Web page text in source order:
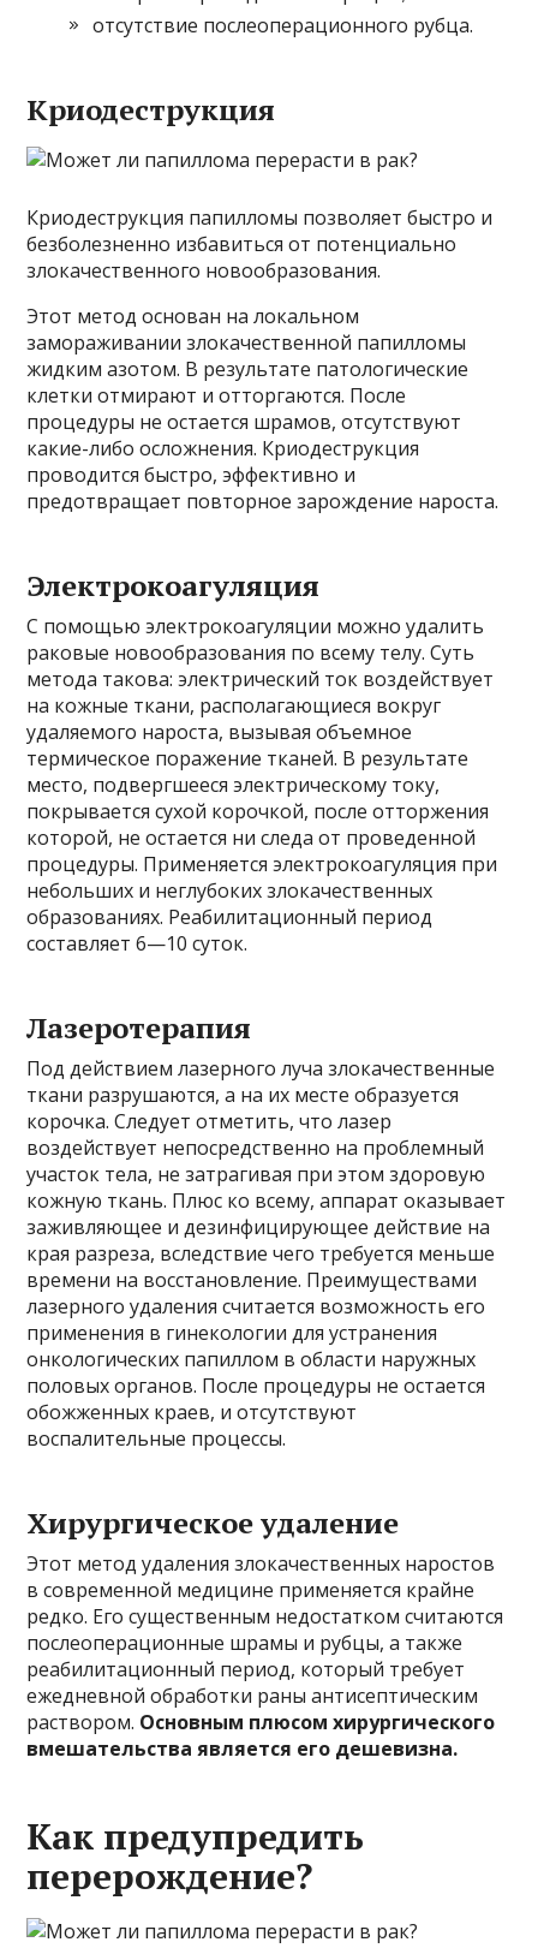
отсутствие послеоперационного рубца.
Криодеструкция
Криодеструкция папилломы позволяет быстро и
безболезненно избавиться от потенциально
злокачественного новообразования.
Этот метод основан на локальном
замораживании злокачественной папилломы
жидким азотом. В результате патологические
клетки отмирают и отторгаются. После
процедуры не остается шрамов, отсутствуют
какие-либо осложнения. Криодеструкция
проводится быстро, эффективно и
предотвращает повторное зарождение нароста.
Электрокоагуляция
С помощью электрокоагуляции можно удалить
раковые новообразования по всему телу. Суть
метода такова: электрический ток воздействует
на кожные ткани, располагающиеся вокруг
удаляемого нароста, вызывая объемное
термическое поражение тканей. В результате
место, подвергшееся электрическому току,
покрывается сухой корочкой, после отторжения
которой, не остается ни следа от проведенной
процедуры. Применяется электрокоагуляция при
небольших и неглубоких злокачественных
образованиях. Реабилитационный период
составляет 6—10 суток.
Лазеротерапия
Под действием лазерного луча злокачественные
ткани разрушаются, а на их месте образуется
корочка. Следует отметить, что лазер
воздействует непосредственно на проблемный
участок тела, не затрагивая при этом здоровую
кожную ткань. Плюс ко всему, аппарат оказывает
заживляющее и дезинфицирующее действие на
края разреза, вследствие чего требуется меньше
времени на восстановление. Преимуществами
лазерного удаления считается возможность его
применения в гинекологии для устранения
онкологических папиллом в области наружных
половых органов. После процедуры не остается
обожженных краев, и отсутствуют
воспалительные процессы.
Хирургическое удаление
Этот метод удаления злокачественных наростов
в современной медицине применяется крайне
редко. Его существенным недостатком считаются
послеоперационные шрамы и рубцы, а также
реабилитационный период, который требует
ежедневной обработки раны антисептическим
раствором. Основным плюсом хирургического
вмешательства является его дешевизна.
Как предупредить
перерождение?